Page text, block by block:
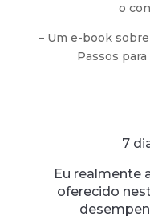
o
– Um e-book
Passos
7
Eu realmente
oferecido